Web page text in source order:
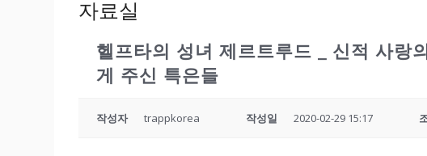
자료실
헬프타의 성녀 제르트루드 _ 신적 사랑
게 주신 특은들
작성자 trappkorea 작성일 2020-02-29 15:17